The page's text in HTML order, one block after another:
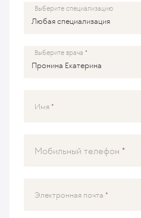
Выберите специализацию
Выберите врача
Имя
Мобильный телефон
Электронная почта